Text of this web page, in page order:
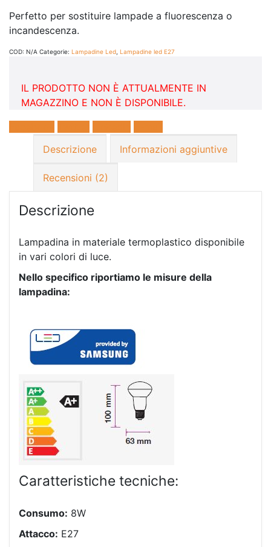
Perfetto per sostituire lampade a fluorescenza o
incandescenza.
COD: N/A Categorie: Lampadine Led Lampadine led E27
IL PRODOTTO NON È ATTUALMENTE IN
MAGAZZINO E NON È DISPONIBILE.
Descrizione
Informazioni aggiuntive
Recensioni (2)
Descrizione
Lampadina in materiale termoplastico disponibile
in vari colori di luce.
Nello specifico riportiamo le misure della
lampadina:
Caratteristiche tecniche:
Consumo: 8W
Attacco: E27